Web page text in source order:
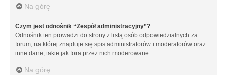
Na górę
Czym jest odnośnik “Zespół administracyjny”?
Odnośnik ten prowadzi do strony z listą osób odpowiedzialnych za
forum, na której znajduje się spis administratorów i moderatorów oraz
inne dane, takie jak fora przez nich moderowane.
Na górę